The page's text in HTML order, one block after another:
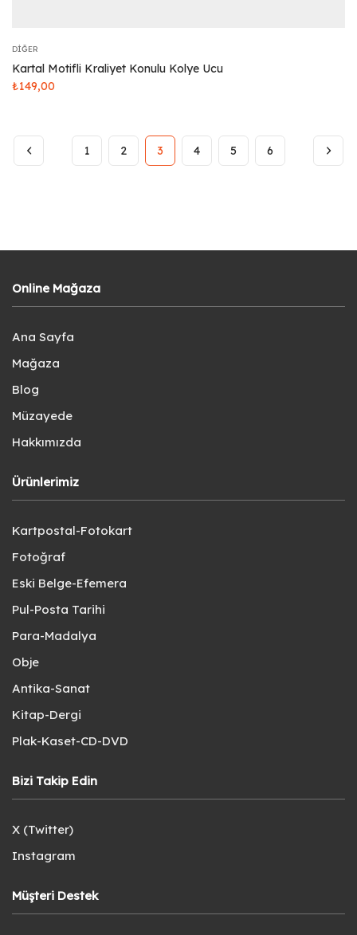
DIĞER
Kartal Motifli Kraliyet Konulu Kolye Ucu
₺149,00
1 2 3 4 5 6
Online Mağaza
Ana Sayfa
Mağaza
Blog
Müzayede
Hakkımızda
Ürünlerimiz
Kartpostal-Fotokart
Fotoğraf
Eski Belge-Efemera
Pul-Posta Tarihi
Para-Madalya
Obje
Antika-Sanat
Kitap-Dergi
Plak-Kaset-CD-DVD
Bizi Takip Edin
X (Twitter)
Instagram
Müşteri Destek